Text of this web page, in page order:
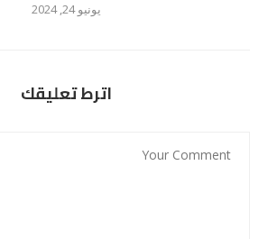
يونيو 24, 2024
اترط تعليقك